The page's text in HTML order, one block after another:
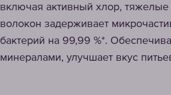
включая активный хлор,
волокон задерживает
бактерий на 99,99 %*.
минералами, улучшает вкус